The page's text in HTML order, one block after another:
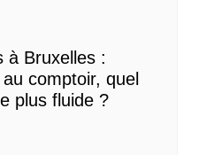
à Bruxelles :
comptoir, quel
plus fluide ?